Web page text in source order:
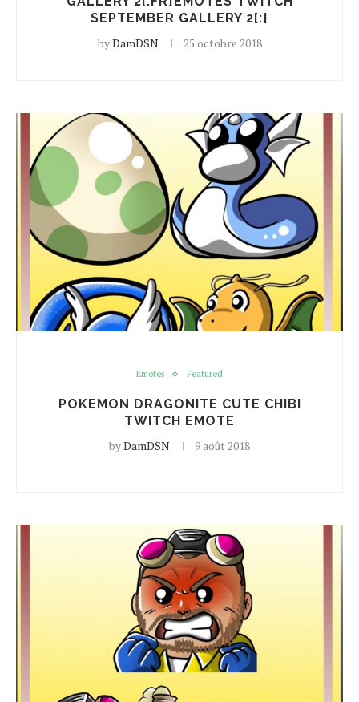
SEPTEMBER GALLERY 2[:]
byDamDSN 25 octobre 2018
Emotes Featured
POKEMON DRAGONITE CUTE CHIBI
TWITCH EMOTE
byDamDSN 9 août 2018